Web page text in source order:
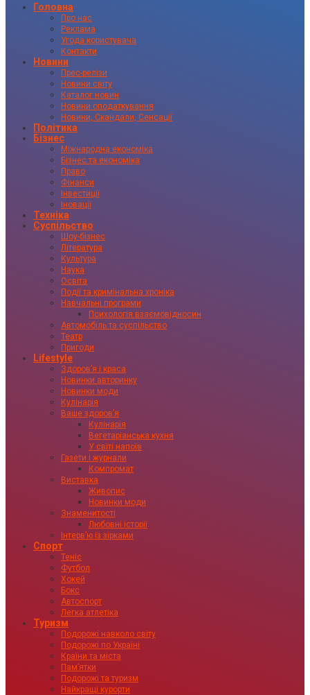
Головна
Про нас
Реклама
Угода користувача
Контакти
Новини
Прес-релізи
Новини світу
Каталог новин
Новини оподаткування
Новини, Скандали, Сенсації
Політика
Бізнес
Міжнародна економіка
Бізнес та економіка
Право
Фінанси
Інвестиції
Іновації
Техніка
Суспільство
Шоу-бізнес
Література
Культура
Наука
Освіта
Події та кримінальна хроніка
Навчальні програми
Психологія взаємовідносин
Автомобіль та суспільство
Театр
Пригоди
Lifestyle
Здоровʼя і краса
Новинки авторинку
Новинки моди
Кулінарія
Ваше здоровʼя
Кулінарія
Вегетаріанська кухня
У світі напоїв
Газети і журнали
Компромат
Виставка
Живопис
Новинки моди
Знаменитості
Любовні історії
Інтервʼю із зірками
Спорт
Теніс
Футбол
Хокей
Бокс
Автоспорт
Легка атлетіка
Туризм
Подорожі навколо світу
Подорожі по Україні
Країни та міста
Пам’ятки
Подорожі та туризм
Найкращі курорти